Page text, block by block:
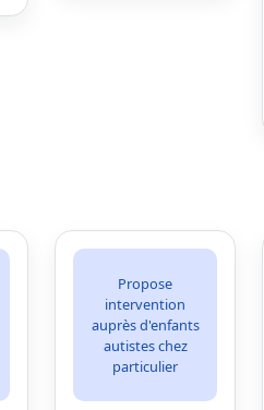
Propose
intervention
auprès d'enfants
autistes chez
particulier